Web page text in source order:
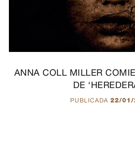
ANNA COLL MILLER
DE
PUBLICADA 22/01/